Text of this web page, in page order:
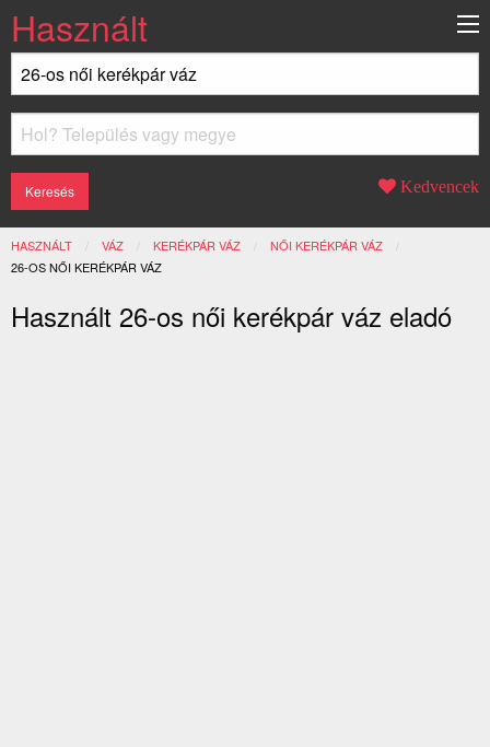
Használt
Kedvencek
HASZNÁLT VÁZ KERÉKPÁR VÁZ
NŐI KERÉKPÁR VÁZ
JELENLEGI:
26-OS NŐI KERÉKPÁR VÁZ
Használt 26-os női kerékpár váz eladó